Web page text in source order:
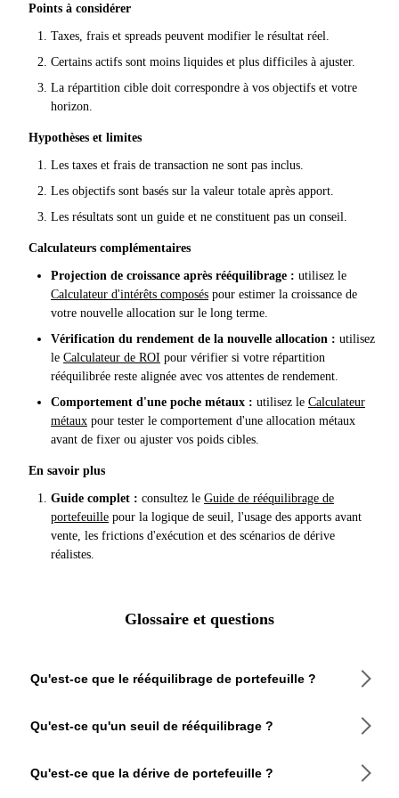
Points à considérer
Taxes, frais et spreads peuvent modifier le résultat réel.
Certains actifs sont moins liquides et plus difficiles à ajuster.
La répartition cible doit correspondre à vos objectifs et votre
horizon.
Hypothèses et limites
Les taxes et frais de transaction ne sont pas inclus.
Les objectifs sont basés sur la valeur totale après apport.
Les résultats sont un guide et ne constituent pas un conseil.
Calculateurs complémentaires
Projection de croissance après rééquilibrage : utilisez le
Calculateur d'intérêts composés pour estimer la croissance de
votre nouvelle allocation sur le long terme.
Vérification du rendement de la nouvelle allocation : utilisez
le Calculateur de ROI pour vérifier si votre répartition
rééquilibrée reste alignée avec vos attentes de rendement.
Comportement d'une poche métaux : utilisez le Calculateur
métaux pour tester le comportement d'une allocation métaux
avant de fixer ou ajuster vos poids cibles.
En savoir plus
Guide complet : consultez le Guide de rééquilibrage de
portefeuille pour la logique de seuil, l'usage des apports avant
vente, les frictions d'exécution et des scénarios de dérive
réalistes.
Glossaire et questions
Qu'est-ce que le rééquilibrage de portefeuille ?
Le rééquilibrage de portefeuille est le processus qui consiste
à ramener votre allocation d'actifs vers la répartition cible
cette dérive modifie votre profil de risque sans décision
Qu'est-ce qu'un seuil de rééquilibrage ?
Le seuil est une zone de tolérance autour de votre allocation
cible — les actions ne sont proposées que lorsque
Qu'est-ce que la dérive de portefeuille ?